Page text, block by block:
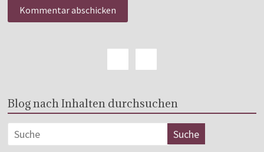
Blog nach Inhalten durchsuchen